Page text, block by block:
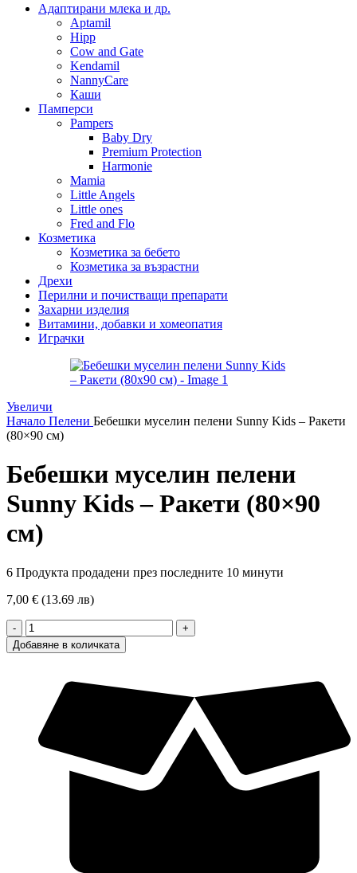
Адаптирани млека и др.
Aptamil
Hipp
Cow and Gate
Kendamil
NannyCare
Каши
Памперси
Pampers
Baby Dry
Premium Protection
Harmonie
Mamia
Little Angels
Little ones
Fred and Flo
Козметика
Козметика за бебето
Козметика за възрастни
Дрехи
Перилни и почистващи препарати
Захарни изделия
Витамини, добавки и хомеопатия
Играчки
Увеличи
Начало Пелени Бебешки муселин пелени Sunny Kids – Ракети
(80×90 см)
Бебешки муселин пелени
Sunny Kids – Ракети (80×90
см)
6 Продукта продадени през последните 10 минути
7,00 € (13.69 лв)
количество
за
Бебешки
Sunny
Ракети
(80x90
Добавяне в количката